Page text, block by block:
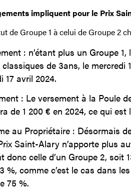
impliquent pour le Prix
de Groupe 1 à celui de Groupe 2
: n’étant plus un Groupe
classiques de 3ans, le
17 avril 2024.
: Le versement à la Poule
de 1 200 € en 2024, ce qui
au Propriétaire : Désormais
Saint-Alary n’apporte plus
donc celle d’un Groupe 2, soit
%, comme c’est le cas dans
75 %.